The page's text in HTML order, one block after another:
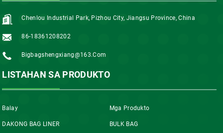
Chenlou Industrial Park, Pizhou City, Jiangsu Province, China
86-18361208202
Bigbagshengxiang@163.com
LISTAHAN SA PRODUKTO
Balay Mga Produkto
DAKONG BAG LINER BULK BAG